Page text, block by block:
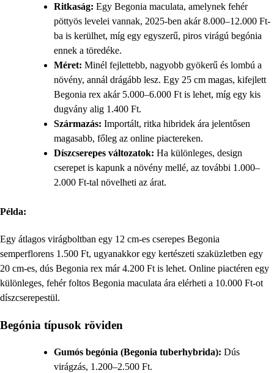
Ritkaság: Egy Begonia maculata, amelynek fehér
pöttyös levelei vannak, 2025-ben akár 8.000–12.000 Ft-
ba is kerülhet, míg egy egyszerű, piros virágú begónia
ennek a töredéke.
Méret: Minél fejlettebb, nagyobb gyökerű és lombú a
növény, annál drágább lesz. Egy 25 cm magas, kifejlett
Begonia rex akár 5.000–6.000 Ft is lehet, míg egy kis
dugvány alig 1.400 Ft.
Származás: Importált, ritka hibridek ára jelentősen
magasabb, főleg az online piactereken.
Díszcserepes változatok: Ha különleges, design
cserepet is kapunk a növény mellé, az további 1.000–
2.000 Ft-tal növelheti az árat.
Példa:
Egy átlagos virágboltban egy 12 cm-es cserepes Begonia
semperflorens 1.500 Ft, ugyanakkor egy kertészeti szaküzletben egy
20 cm-es, dús Begonia rex már 4.200 Ft is lehet. Online piactéren egy
különleges, fehér foltos Begonia maculata ára elérheti a 10.000 Ft-ot
díszcserepestül.
Begónia típusok röviden
Gumós begónia (Begonia tuberhybrida): Dús
virágzás, 1.200–2.500 Ft.